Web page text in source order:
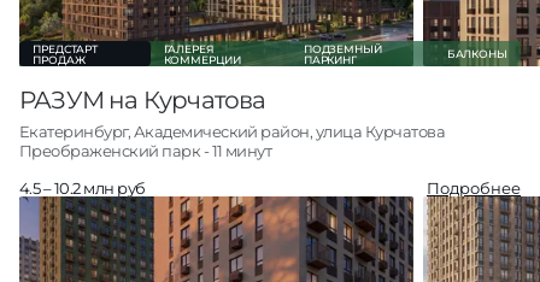
ПРЕДСТАРТ
ПРОДАЖ
ГАЛЕРЕЯ
КОММЕРЦИИ
ПОДЗЕМНЫЙ
ПАРКИНГ
БАЛКОНЫ
РАЗУМ на Курчатова
Екатеринбург, Академический район, улица Курчатова
Преображенский парк - 11 минут
4.5 – 10.2 млн руб
Подробнее
Студии30 от 4.5 млн руб
1-комн53 от 5.2 млн руб
2-комн42 от 7.6 млн руб